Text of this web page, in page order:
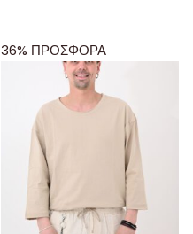
36% ΠΡΟΣΦΟΡΑ